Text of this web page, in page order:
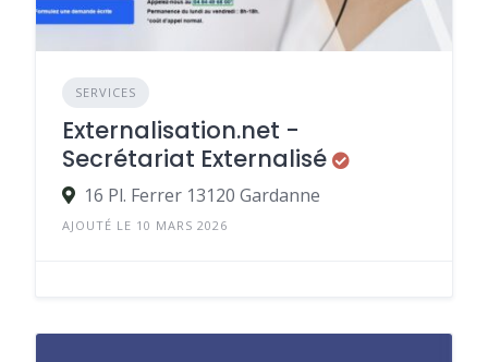
SERVICES
Externalisation.net -
Secrétariat Externalisé
16 Pl. Ferrer 13120 Gardanne
AJOUTÉ LE 10 MARS 2026